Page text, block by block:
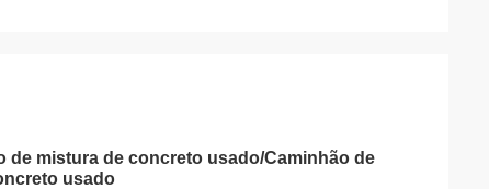
mistura de concreto usado/Caminhão de
usado